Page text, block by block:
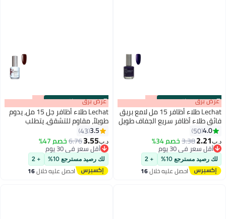
00m:00s
·باقي 100% عرض برق
Lechat طلاء أظافر 15 مل لامع بريق
فائق طلاء أظافر سريع الجفاف طويل
الأمد طلاء أظافر نبيل لا حاجة
لمصباح UV LED لا يحتاج إلى تجفيف
لون أظافر
4.0
50
د.ب‏2.21
3.38خصم 34%
أقل سعر في 30 يوم
أقل سعر في 30 يوم
لك رصيد مسترجع 10% + 2
احصل عليه خلال16
00m:00s
·باقي 100% عرض برق
Lechat طلاء أظافر جل 15 مل، يدوم
طويلاً، مقاوم للتشقق، يتطلب
التجفيف تحت مصباح الأشعة فوق
البنفسجية Espresso Nbgp84
3.5
43
د.ب‏3.55
6.76خصم 47%
أقل سعر في 30 يوم
أقل سعر في 30 يوم
لك رصيد مسترجع 10% + 2
احصل عليه خلال16